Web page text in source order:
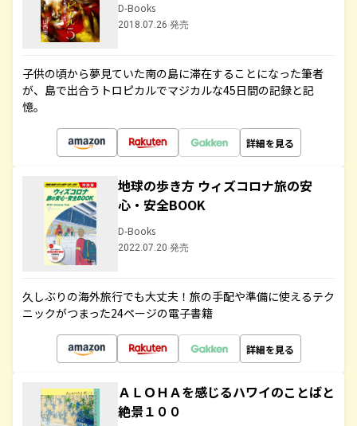
D-Books
2018.07.26 発売
子供の頃から夢見ていた南の島に滞在することになった筆者
が、島で出合うトロピカルでマジカルな45日間の記録と記
憶。
詳細を見る
地球の歩き方 ウィズコロナ旅の安
心・安全BOOK
D-Books
2022.07.20 発売
久しぶりの海外旅行でも大丈夫！旅の手配や準備に使えるテク
ニックがつまった24ページの電子書籍
詳細を見る
ＡＬＯＨＡを感じるハワイのことばと
絶景１００